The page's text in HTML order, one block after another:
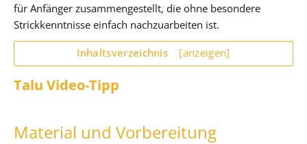
für Anfänger zusammengestellt, die ohne besondere
Strickkenntnisse einfach nachzuarbeiten ist.
Inhaltsverzeichnis [anzeigen]
Talu Video-Tipp
Material und Vorbereitung